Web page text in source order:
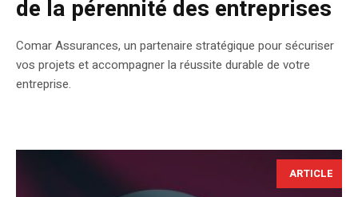
de la pérennité des entreprises
Comar Assurances, un partenaire stratégique pour sécuriser
vos projets et accompagner la réussite durable de votre
entreprise.
ARTICLE